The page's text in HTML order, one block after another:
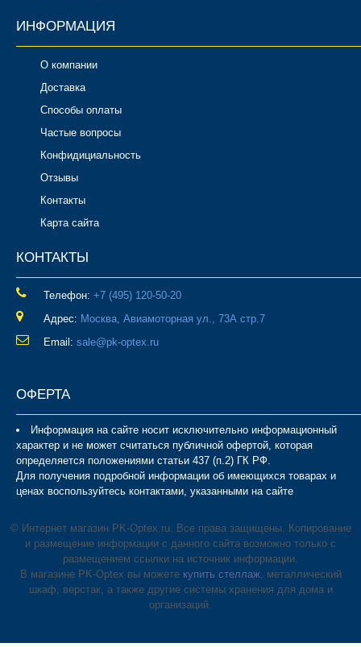
ИНФОРМАЦИЯ
О компании
Доставка
Способы оплаты
Частые вопросы
Конфидициальность
Отзывы
Контакты
Карта сайта
КОНТАКТЫ
Телефон: ‎+7 (495) 120-50-20
Адрес: Москва, Авиамоторная ул., 73А стр.7
Email: sale@pk-optex.ru
ОФЕРТА
Информация на сайте носит исключительно информационный
характер и не может считаться публичной офертой, которая
определяется положениями статьи 437 (п.2) ГК РФ.
Для получения подробной информации об имеющихся товарах и
ценах воспользуйтесь контактами, указанными на сайте
© Интернет магазин PK-Optex.ru. Все права защищены. Копирование
и размещение информации с данного сайта возможно только с
размещением ссылки на источник информации.
В магазине PK-Optex вы можете купить стеллаж, металлический
шкаф, верстак, а также другие системы хранения для дома и
организаций.